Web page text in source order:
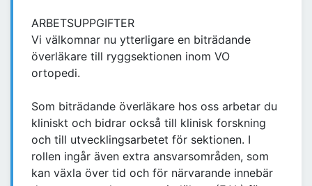
ARBETSUPPGIFTER
Vi välkomnar nu ytterligare en biträdande
överläkare till ryggsektionen inom VO
ortopedi.
Som biträdande överläkare hos oss arbetar du
kliniskt och bidrar också till klinisk forskning
och till utvecklingsarbetet för sektionen. I
rollen ingår även extra ansvarsområden, som
kan växla över tid och för närvarande innebär